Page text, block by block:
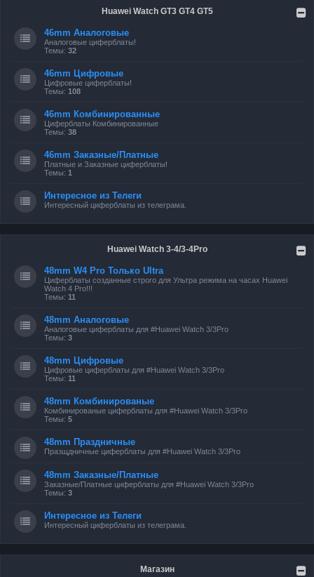
Huawei Watch GT3 GT4 GT5
46mm Аналоговые
Аналоговые циферблаты!
Темы: 32
46mm Цифровые
Цифровые циферблаты!
Темы: 108
46mm Комбинированные
Циферблаты Комбинированные
Темы: 38
46mm Заказные/Платные
Платные и Заказные циферблаты!
Темы: 1
Интересное из Телеги
Интересный циферблаты из телеграма.
Huawei Watch 3-4/3-4Pro
48mm W4 Pro Только Ultra
Циферблаты созданные строго для Ультра режима на часах Huawei
Watch 4 Pro!!!
Темы: 11
48mm Аналоговые
Аналоговые циферблаты для #Huawei Watch 3/3Pro
Темы: 3
48mm Цифровые
Цифровые циферблаты для #Huawei Watch 3/3Pro
Темы: 11
48mm Комбинированые
Комбинированые циферблаты для #Huawei Watch 3/3Pro
Темы: 5
48mm Праздничные
Празщдничные циферблаты для #Huawei Watch 3/3Pro
48mm Заказные/Платные
Заказные/Платные циферблаты для #Huawei Watch 3/3Pro
Темы: 3
Интересное из Телеги
Интересный циферблаты из телеграма.
Магазин